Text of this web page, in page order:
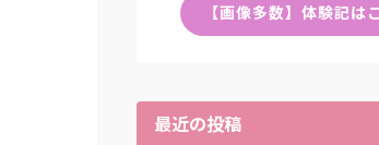
【画像多数】体験記は
最近の投稿